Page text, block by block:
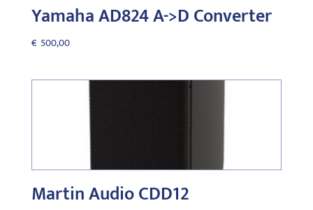
Yamaha AD824 A->D Converter
€ 500,00
Martin Audio CDD12